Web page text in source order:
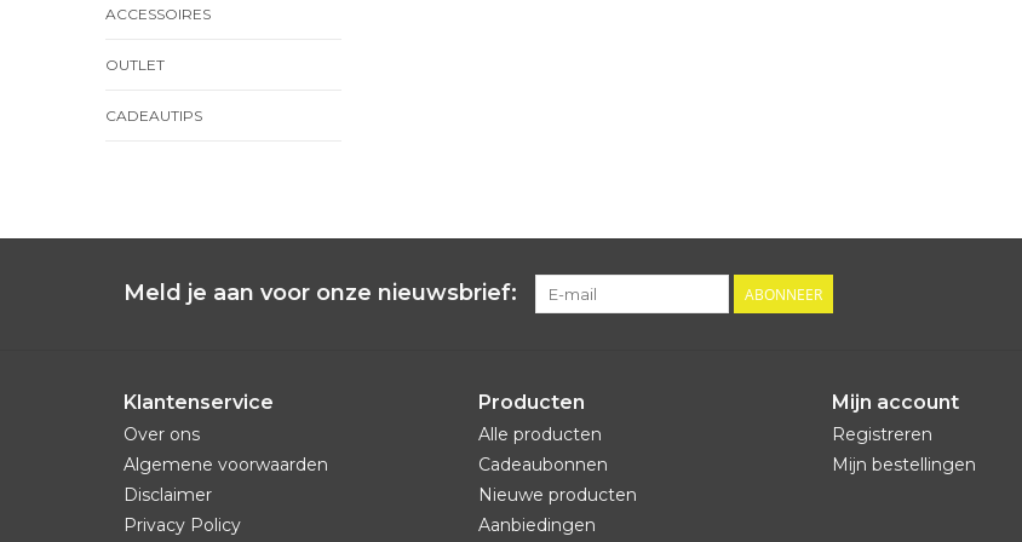
ACCESSOIRES
OUTLET
CADEAUTIPS
Meld je aan voor onze nieuwsbrief: ABONNEER
Klantenservice
Over ons
Algemene voorwaarden
Disclaimer
Privacy Policy
Producten
Alle producten
Cadeaubonnen
Nieuwe producten
Aanbiedingen
Mijn account
Registreren
Mijn bestellingen